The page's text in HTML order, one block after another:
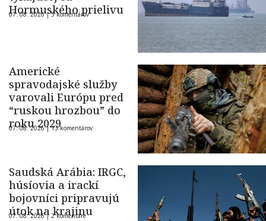
Hormuského prielivu
07. 08. 2026 |5 komentárov
Americké
spravodajské služby
varovali Európu pred
“ruskou hrozbou” do
roku 2029
07. 08. 2026 |13 komentárov
Saudská Arábia: IRGC,
húsíovia a irackí
bojovníci pripravujú
útok na krajinu
07. 08. 2026 |2 komentáre